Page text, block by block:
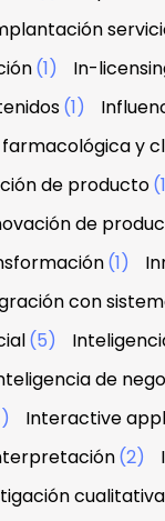
(1) In-
(1)
y
de producto
de
(1)
con
(5)
de
Interactive
(2)
cualitativa